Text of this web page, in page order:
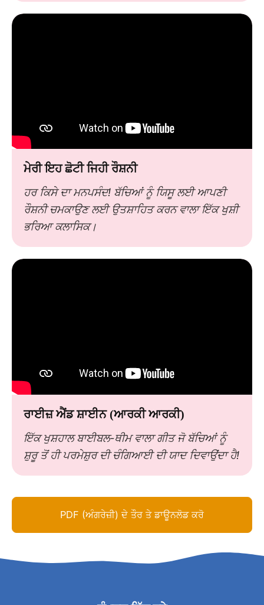
ਮੇਰੀ ਇਹ ਛੋਟੀ ਜਿਹੀ ਰੌਸ਼ਨੀ
ਹਰ ਕਿਸੇ ਦਾ ਮਨਪਸੰਦ! ਬੱਚਿਆਂ ਨੂੰ ਯਿਸੂ ਲਈ ਆਪਣੀ
ਰੌਸ਼ਨੀ ਚਮਕਾਉਣ ਲਈ ਉਤਸ਼ਾਹਿਤ ਕਰਨ ਵਾਲਾ ਇੱਕ ਖੁਸ਼ੀ
ਭਰਿਆ ਕਲਾਸਿਕ।
ਰਾਈਜ਼ ਐਂਡ ਸ਼ਾਈਨ (ਆਰਕੀ ਆਰਕੀ)
ਇੱਕ ਖੁਸ਼ਹਾਲ ਬਾਈਬਲ-ਥੀਮ ਵਾਲਾ ਗੀਤ ਜੋ ਬੱਚਿਆਂ ਨੂੰ
ਸ਼ੁਰੂ ਤੋਂ ਹੀ ਪਰਮੇਸ਼ੁਰ ਦੀ ਚੰਗਿਆਈ ਦੀ ਯਾਦ ਦਿਵਾਉਂਦਾ ਹੈ!
PDF (ਅੰਗਰੇਜ਼ੀ) ਦੇ ਤੌਰ ਤੇ ਡਾਊਨਲੋਡ ਕਰੋ